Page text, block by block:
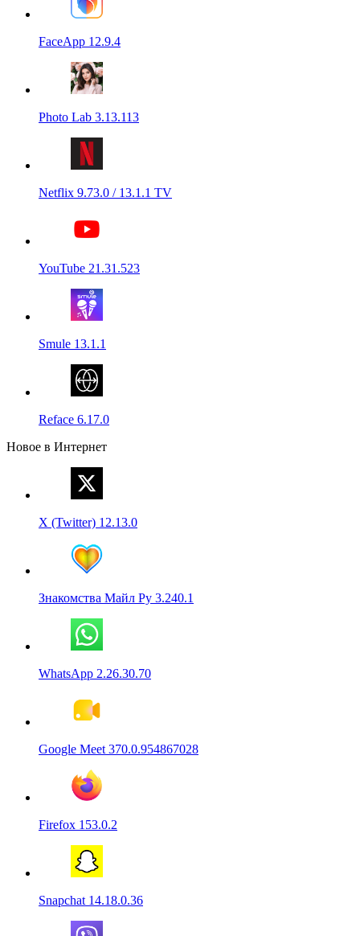
FaceApp 12.9.4
Photo Lab 3.13.113
Netflix 9.73.0 / 13.1.1 TV
YouTube 21.31.523
Smule 13.1.1
Reface 6.17.0
Новое в Интернет
X (Twitter) 12.13.0
Знакомства Майл Ру 3.240.1
WhatsApp 2.26.30.70
Google Meet 370.0.954867028
Firefox 153.0.2
Snapchat 14.18.0.36